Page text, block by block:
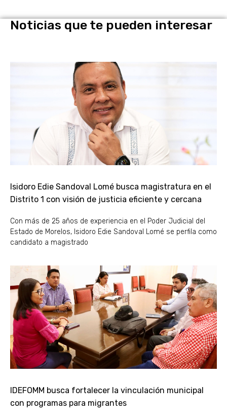
Noticias que te pueden interesar
Isidoro Edie Sandoval Lomé busca magistratura en el
Distrito 1 con visión de justicia eficiente y cercana
Con más de 25 años de experiencia en el Poder Judicial del
Estado de Morelos, Isidoro Edie Sandoval Lomé se perfila como
candidato a magistrado
IDEFOMM busca fortalecer la vinculación municipal
con programas para migrantes